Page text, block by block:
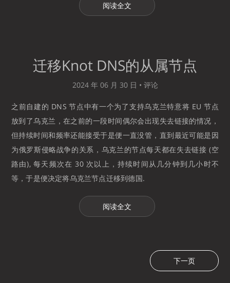
阅读全文
迁移Knot DNS的从属节点
2024 年 06 月 30 日 • 评论
之前自建的 DNS 节点中有一个为了支持乌克兰特意将 EU 节点
放到了乌克兰，在之前的一段时间偶尔会出现失去链接的情况，
但持续时间和频率还能接受于是便一直没管，直到最近可能是因
为俄罗斯侵略战争的关系，乌克兰的节点每天都在失去链接 (空
路由), 每天频次在 30 次以上，持续时间从几分钟到几小时不
等，于是便决定将乌克兰节点迁移到德国.
阅读全文
下一页